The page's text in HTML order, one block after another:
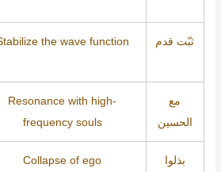
ثبّت قدم the wave function
مع
الحسین
Resonance with high-
frequency souls
بذلوا Collapse of ego